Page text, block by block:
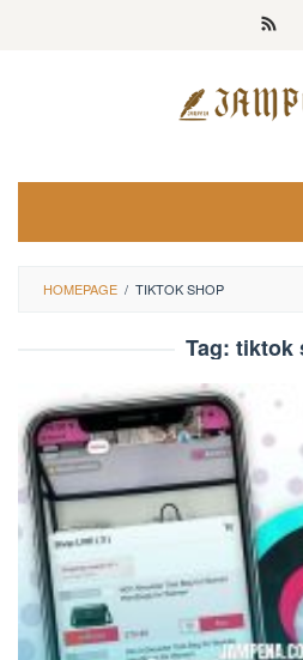
HOMEPAGE / TIKTOK SHOP
Tag: tiktok